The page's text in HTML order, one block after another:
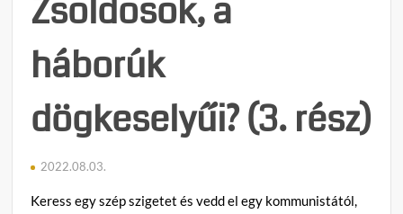
Zsoldosok, a
háborúk
dögkeselyűi? (3. rész)
2022.08.03.
Keress egy szép szigetet és vedd el egy kommunistától,